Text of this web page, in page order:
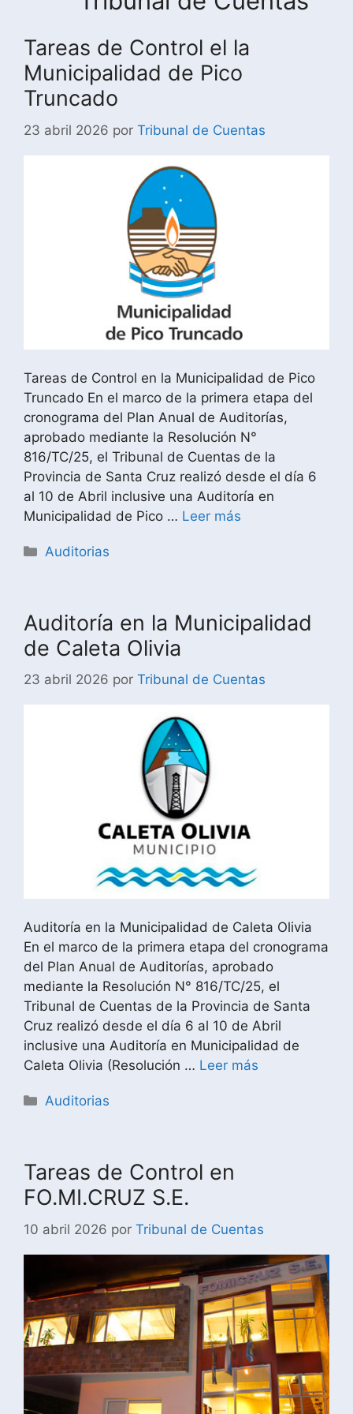
Tareas de Control el la
Municipalidad de Pico
Truncado
23 abril 2026 por Tribunal de Cuentas
Tareas de Control en la Municipalidad de Pico
Truncado En el marco de la primera etapa del
cronograma del Plan Anual de Auditorías,
aprobado mediante la Resolución N°
816/TC/25, el Tribunal de Cuentas de la
Provincia de Santa Cruz realizó desde el día 6
al 10 de Abril inclusive una Auditoría en
Municipalidad de Pico … Leer más
Auditorias
Auditoría en la Municipalidad
de Caleta Olivia
23 abril 2026 por Tribunal de Cuentas
Auditoría en la Municipalidad de Caleta Olivia
En el marco de la primera etapa del cronograma
del Plan Anual de Auditorías, aprobado
mediante la Resolución N° 816/TC/25, el
Tribunal de Cuentas de la Provincia de Santa
Cruz realizó desde el día 6 al 10 de Abril
inclusive una Auditoría en Municipalidad de
Caleta Olivia (Resolución … Leer más
Auditorias
Tareas de Control en
FO.MI.CRUZ S.E.
10 abril 2026 por Tribunal de Cuentas